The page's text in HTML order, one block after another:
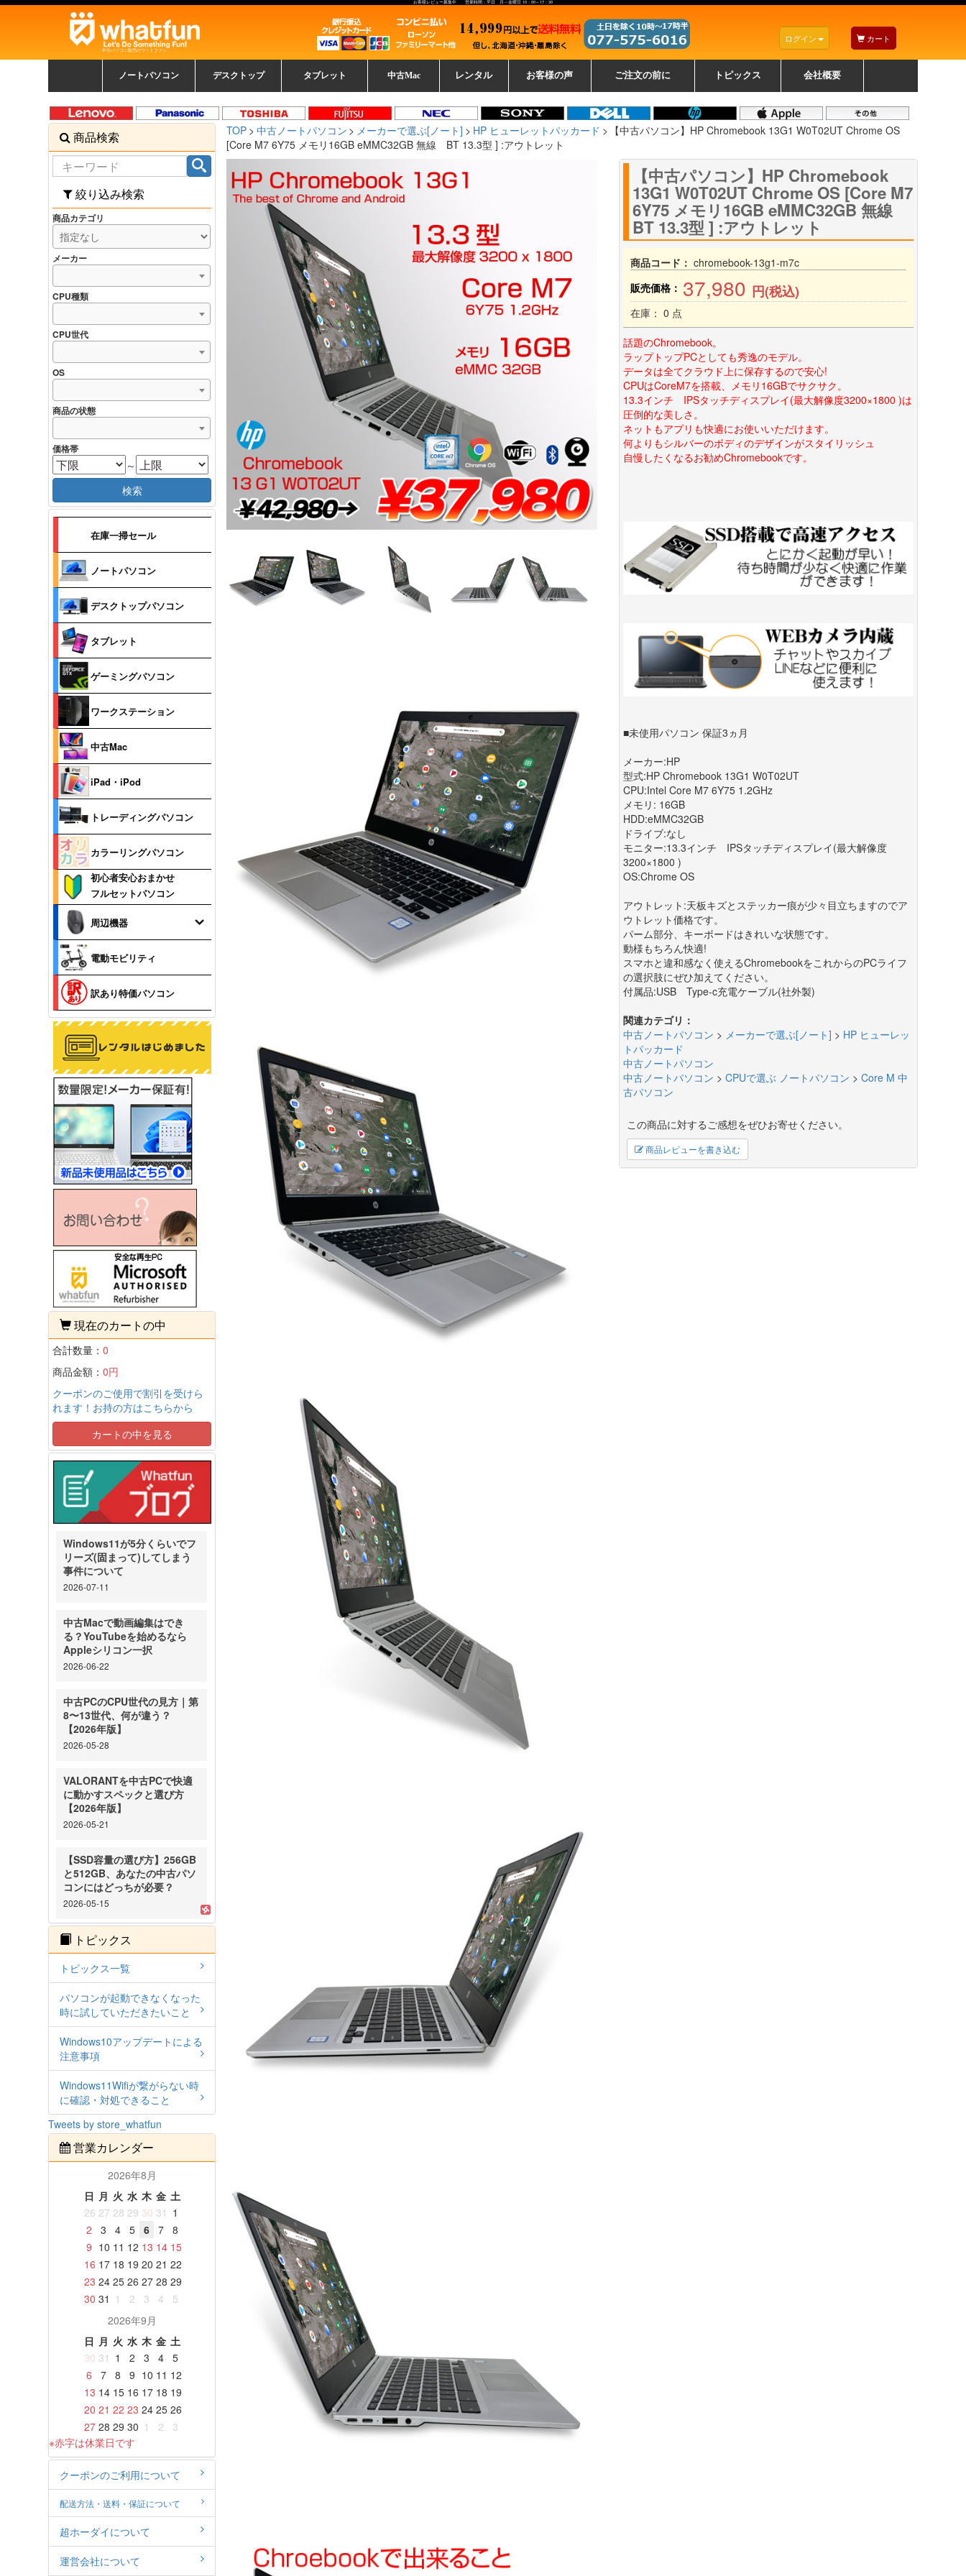
お客様レビュー募集中 営業時間：平日 月～金曜日 10：00～17：30
中古パソコン販売のワットファン
ログイン カート
ノートパソコン
覧
パソコン
ッカード
デスクトップ
中古デスクトップ一覧
新品デスクトップ一
覧
ゲーミングパソコン
トレーディングパソ
コン
ッカード
タブレット 中古Mac レンタル お客様の声 ご注文の前に トピックス 会社概要
TOP 中古ノートパソコン メーカーで選ぶ[ノート] HP ヒューレットパッカード
【中古パソコン】HP Chromebook 13G1 W0T02UT Chrome OS
[Core M7 6Y75 メモリ16GB eMMC32GB 無線 BT 13.3型 ] :アウトレット
【中古パソコン】HP Chromebook
13G1 W0T02UT Chrome OS [Core M7
6Y75 メモリ16GB eMMC32GB 無線
BT 13.3型 ] :アウトレット
商品コード： chromebook-13g1-m7c
販売価格： 37,980 円(税込)
在庫： 0 点
話題のChromebook。
ラップトップPCとしても秀逸のモデル。
データは全てクラウド上に保存するので安心!
CPUはCoreM7を搭載、メモリ16GBでサクサク。
13.3インチ IPSタッチディスプレイ(最大解像度3200×1800 )は
圧倒的な美しさ。
ネットもアプリも快適にお使いいただけます。
何よりもシルバーのボディのデザインがスタイリッシュ
自慢したくなるお勧めChromebookです。
■未使用パソコン 保証3ヵ月
メーカー:HP
型式:HP Chromebook 13G1 W0T02UT
CPU:Intel Core M7 6Y75 1.2GHz
メモリ: 16GB
HDD:eMMC32GB
ドライブ:なし
モニター:13.3インチ IPSタッチディスプレイ(最大解像度
3200×1800 )
OS:Chrome OS
アウトレット:天板キズとステッカー痕が少々目立ちますのでア
ウトレット価格です。
パーム部分、キーボードはきれいな状態です。
動様もちろん快適!
スマホと違和感なく使えるChromebookをこれからのPCライフ
の選択肢にぜひ加えてください。
付属品:USB Type-c充電ケーブル(社外製)
関連カテゴリ：
中古ノートパソコン > メーカーで選ぶ[ノート] > HP ヒューレッ
トパッカード
中古ノートパソコン
中古ノートパソコン > CPUで選ぶ ノートパソコン > Core M 中
古パソコン
この商品に対するご感想をぜひお寄せください。
商品レビューを書き込む
商品検索
絞り込み検索
商品カテゴリ
メーカー
CPU種類
CPU世代
OS
商品の状態
価格帯
～
検索
在庫一掃セール
ノートパソコン
デスクトップパソコン
タブレット
ゲーミングパソコン
ワークステーション
中古Mac
iPad・iPod
トレーディングパソコン
カラーリングパソコン
初心者安心おまかせ
フルセットパソコン
周辺機器
電動モビリティ
訳あり特価パソコン
現在のカートの中
合計数量： 0
商品金額： 0円
クーポンのご使用で割引を受けら
れます！お持の方はこちらから
カートの中を見る
Windows11が5分くらいでフ
リーズ(固まって)してしまう
事件について
2026-07-11
中古Macで動画編集はでき
る？YouTubeを始めるなら
Appleシリコン一択
2026-06-22
中古PCのCPU世代の見方｜第
8〜13世代、何が違う？
【2026年版】
2026-05-28
VALORANTを中古PCで快適
に動かすスペックと選び方
【2026年版】
2026-05-21
【SSD容量の選び方】256GB
と512GB、あなたの中古パソ
コンにはどっちが必要？
2026-05-15
トピックス
トピックス一覧
パソコンが起動できなくなった
時に試していただきたいこと
Windows10アップデートによる
注意事項
Windows11Wifiが繋がらない時
に確認・対処できること
Tweets by store_whatfun
営業カレンダー
2026年8月
日 月 火 水 木 金 土
26 27 28 29 30 31 1
2
3 4 5 6 7
8
9 10 11 12 13 14 15
16 17 18 19 20 21 22
23 24 25 26 27 28 29
30 31 1 2 3 4
5
2026年9月
日 月 火 水 木 金 土
30 31 1 2 3 4
5
6
7 8 9 10 11 12
13 14 15 16 17 18 19
20 21 22 23 24 25 26
27 28 29 30 1 2
3
※赤字は休業日です
クーポンのご利用について
配送方法・送料・保証について
超ホーダイについて
運営会社について